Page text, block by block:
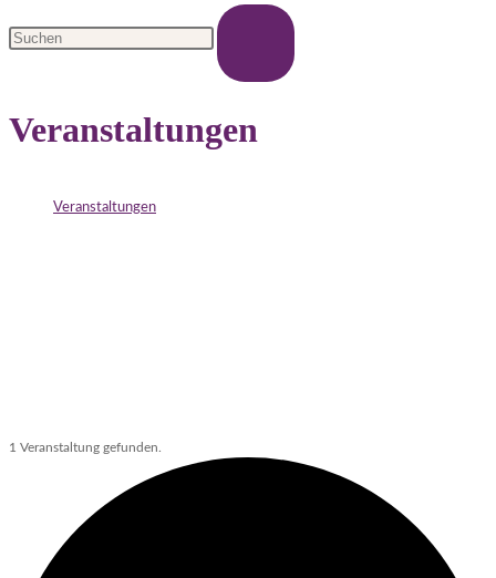
Veranstaltungen
Veranstaltungen
1 Veranstaltung gefunden.